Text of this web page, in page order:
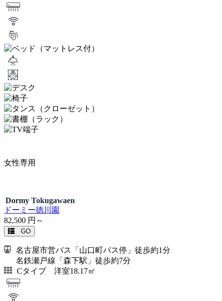
女性専用
Dormy Tokugawaen
ドーミー徳川園
82,500 円～
GO
名古屋市営バス「山口町バス停」徒歩約1分
名鉄瀬戸線「森下駅」徒歩約7分
Cタイプ 洋室18.17㎡